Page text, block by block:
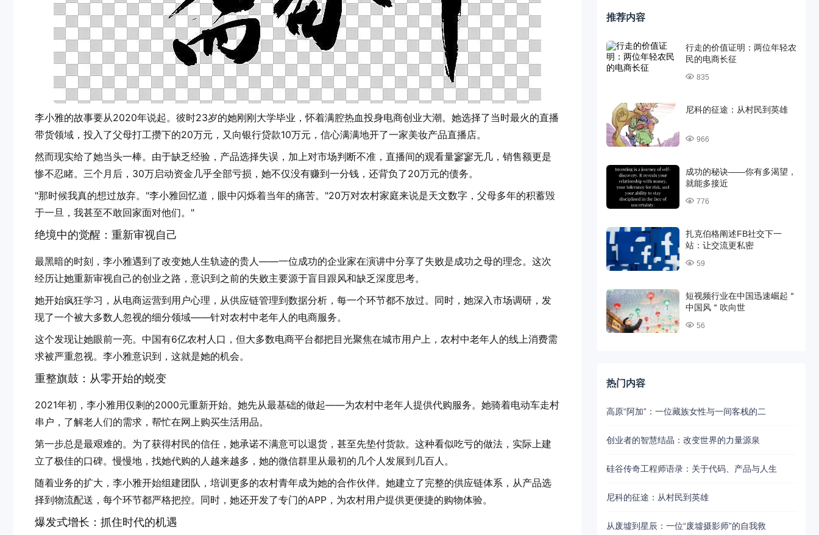
李小雅的故事要从2020年说起。彼时23岁的她刚刚大学毕业，怀着满腔热血投身电商创业大潮。她选择了当时最火的直播
带货领域，投入了父母打工攒下的20万元，又向银行贷款10万元，信心满满地开了一家美妆产品直播店。
然而现实给了她当头一棒。由于缺乏经验，产品选择失误，加上对市场判断不准，直播间的观看量寥寥无几，销售额更是
惨不忍睹。三个月后，30万启动资金几乎全部亏损，她不仅没有赚到一分钱，还背负了20万元的债务。
"那时候我真的想过放弃。"李小雅回忆道，眼中闪烁着当年的痛苦。"20万对农村家庭来说是天文数字，父母多年的积蓄毁
于一旦，我甚至不敢回家面对他们。"
绝境中的觉醒：重新审视自己
最黑暗的时刻，李小雅遇到了改变她人生轨迹的贵人——一位成功的企业家在演讲中分享了失败是成功之母的理念。这次
经历让她重新审视自己的创业之路，意识到之前的失败主要源于盲目跟风和缺乏深度思考。
她开始疯狂学习，从电商运营到用户心理，从供应链管理到数据分析，每一个环节都不放过。同时，她深入市场调研，发
现了一个被大多数人忽视的细分领域——针对农村中老年人的电商服务。
这个发现让她眼前一亮。中国有6亿农村人口，但大多数电商平台都把目光聚焦在城市用户上，农村中老年人的线上消费需
求被严重忽视。李小雅意识到，这就是她的机会。
重整旗鼓：从零开始的蜕变
2021年初，李小雅用仅剩的2000元重新开始。她先从最基础的做起——为农村中老年人提供代购服务。她骑着电动车走村
串户，了解老人们的需求，帮忙在网上购买生活用品。
第一步总是最艰难的。为了获得村民的信任，她承诺不满意可以退货，甚至先垫付货款。这种看似吃亏的做法，实际上建
立了极佳的口碑。慢慢地，找她代购的人越来越多，她的微信群里从最初的几个人发展到几百人。
随着业务的扩大，李小雅开始组建团队，培训更多的农村青年成为她的合作伙伴。她建立了完整的供应链体系，从产品选
择到物流配送，每个环节都严格把控。同时，她还开发了专门的APP，为农村用户提供更便捷的购物体验。
爆发式增长：抓住时代的机遇
推荐内容
行走的价值证明：两位年轻农
民的电商长征
835
尼科的征途：从村民到英雄
966
成功的秘诀——你有多渴望，
就能多接近
776
扎克伯格阐述FB社交下一
站：让交流更私密
59
短视频行业在中国迅速崛起＂
中国风＂吹向世
56
热门内容
高原“阿加”：一位藏族女性与一间客栈的二
创业者的智慧结晶：改变世界的力量源泉
硅谷传奇工程师语录：关于代码、产品与人生
尼科的征途：从村民到英雄
从废墟到星辰：一位“废墟摄影师”的自我救